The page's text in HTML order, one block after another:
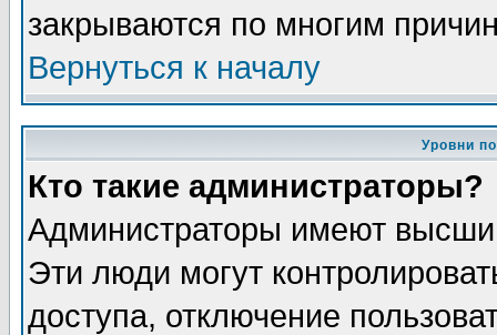
закрываются по многим
Вернуться к началу
Уровни
Кто такие администраторы?
Администраторы имеют
Эти люди могут
доступа, отключение